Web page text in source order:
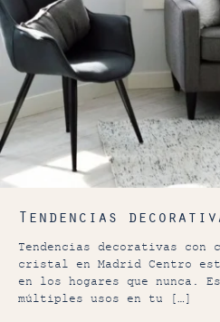
Tendencias
Tendencias decorativas con
cristal en Madrid Centro
en los hogares que nunca.
múltiples usos en tu […]